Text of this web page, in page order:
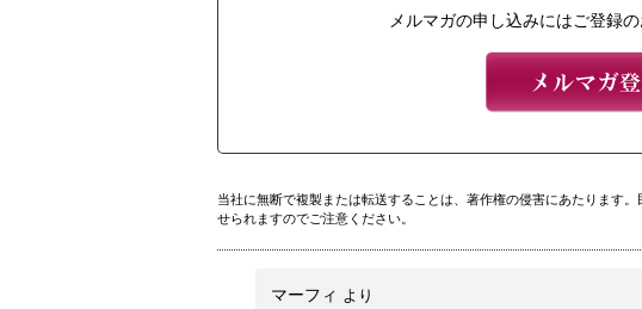
メルマガの申し込みにはご登録
当社に無断で複製または転送することは、著作権の侵害にあたります
せられますのでご注意ください。
マーフィ より